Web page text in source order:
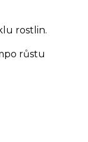
rostlin.
růstu